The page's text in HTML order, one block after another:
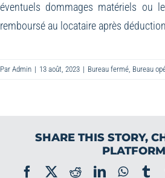
éventuels dommages matériels ou
remboursé au locataire après
Par Admin | 13 août, 2023 | Bureau fermé, Bureau
SHARE THIS STORY,
FacebookRedditLinkedIn